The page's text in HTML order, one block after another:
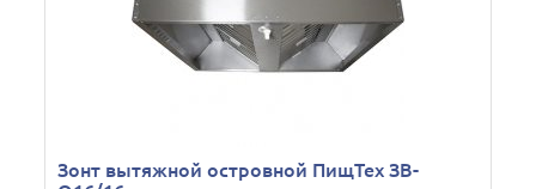
Зонт вытяжной островной ПищТех ЗВ-